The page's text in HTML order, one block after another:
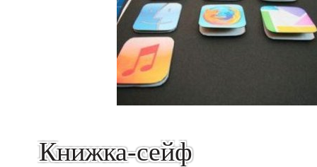
Книжка-сейф